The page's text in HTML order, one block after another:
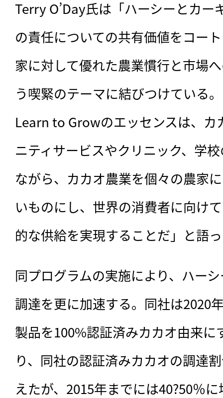
Terry O’Day氏は「ハーシーとカー
の責任についての共有価値をコー
家に対して優れた農業慣行と市場
う喫緊のテーマに結びつけている。
Learn to Growのエッセンスは、カ
ニティサービスやクリニック、学
ながら、カカオ農業を個々の農家
いものにし、世界の消費者に向け
的な供給を実現することだ」と語
同プログラムの実施により、ハー
調達を更に加速する。同社は2020
製品を100%認証済みカカオ由来に
り、同社の認証済みカカオの調達
えたが、2015年までには40?50％